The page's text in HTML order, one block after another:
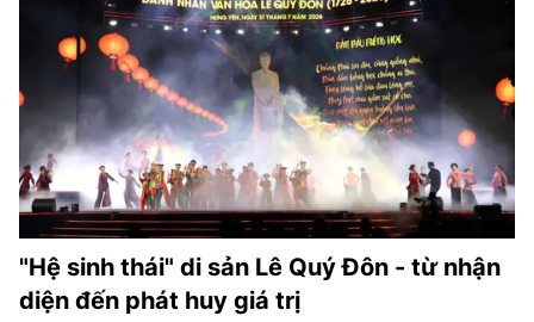
"Hệ sinh thái" di sản Lê Quý Đôn - từ nhận
diện đến phát huy giá trị